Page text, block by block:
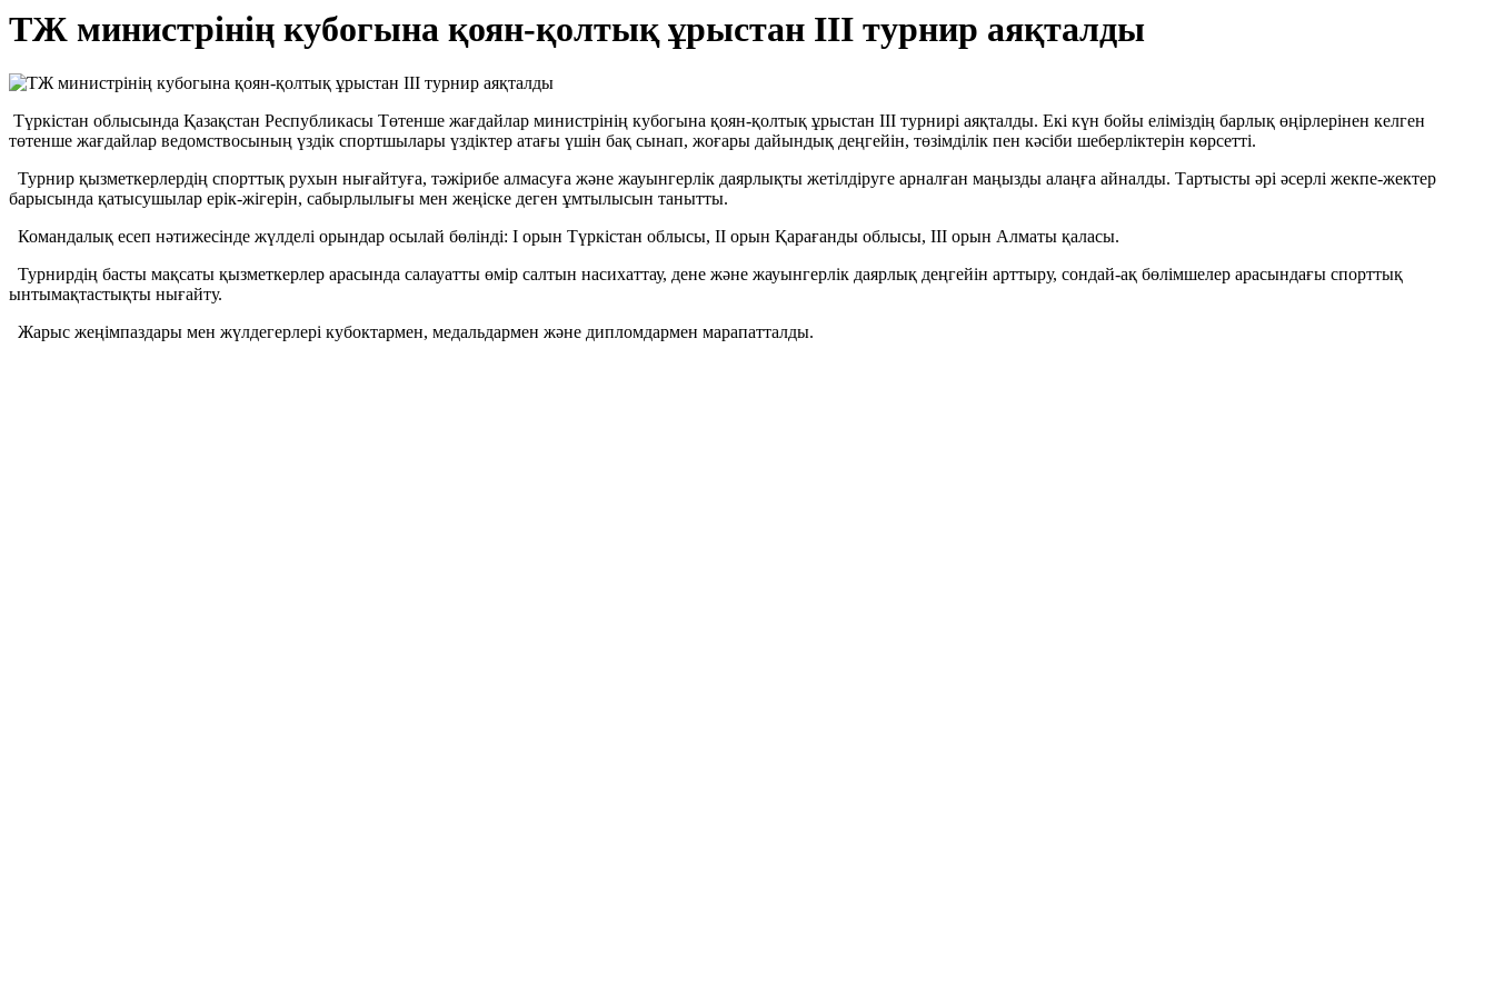
ТЖ министрінің кубогына қоян-қолтық ұрыстан III турнир аяқталды
Түркістан облысында Қазақстан Республикасы Төтенше жағдайлар министрінің кубогына қоян-қолтық ұрыстан III турнирі аяқталды. Екі күн бойы еліміздің барлық өңірлерінен келген
төтенше жағдайлар ведомствосының үздік спортшылары үздіктер атағы үшін бақ сынап, жоғары дайындық деңгейін, төзімділік пен кәсіби шеберліктерін көрсетті.
Турнир қызметкерлердің спорттық рухын нығайтуға, тәжірибе алмасуға және жауынгерлік даярлықты жетілдіруге арналған маңызды алаңға айналды. Тартысты әрі әсерлі жекпе-жектер
барысында қатысушылар ерік-жігерін, сабырлылығы мен жеңіске деген ұмтылысын танытты.
Командалық есеп нәтижесінде жүлделі орындар осылай бөлінді: І орын Түркістан облысы, ІІ орын Қарағанды облысы, ІІІ орын Алматы қаласы.
Турнирдің басты мақсаты қызметкерлер арасында салауатты өмір салтын насихаттау, дене және жауынгерлік даярлық деңгейін арттыру, сондай-ақ бөлімшелер арасындағы спорттық
ынтымақтастықты нығайту.
Жарыс жеңімпаздары мен жүлдегерлері кубоктармен, медальдармен және дипломдармен марапатталды.